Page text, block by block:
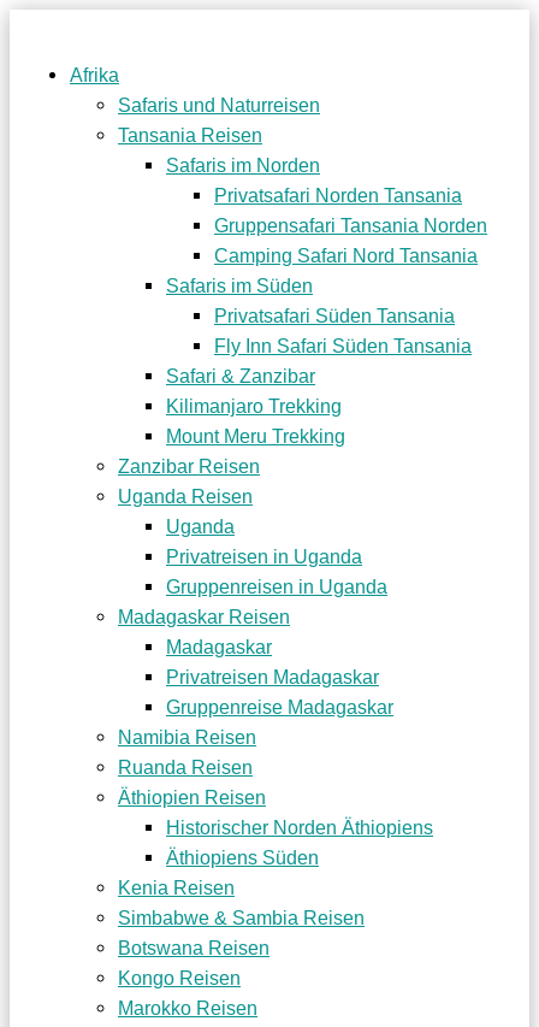
Afrika
Safaris und Naturreisen
Tansania Reisen
Safaris im Norden
Privatsafari Norden Tansania
Gruppensafari Tansania Norden
Camping Safari Nord Tansania
Safaris im Süden
Privatsafari Süden Tansania
Fly Inn Safari Süden Tansania
Safari & Zanzibar
Kilimanjaro Trekking
Mount Meru Trekking
Zanzibar Reisen
Uganda Reisen
Uganda
Privatreisen in Uganda
Gruppenreisen in Uganda
Madagaskar Reisen
Madagaskar
Privatreisen Madagaskar
Gruppenreise Madagaskar
Namibia Reisen
Ruanda Reisen
Äthiopien Reisen
Historischer Norden Äthiopiens
Äthiopiens Süden
Kenia Reisen
Simbabwe & Sambia Reisen
Botswana Reisen
Kongo Reisen
Marokko Reisen